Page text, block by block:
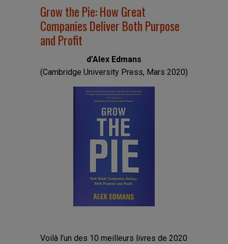
Grow the Pie: How Great
Companies Deliver Both Purpose
and Profit
d’Alex Edmans
(Cambridge University Press, Mars 2020)
Voilà l’un des 10 meilleurs livres de 2020